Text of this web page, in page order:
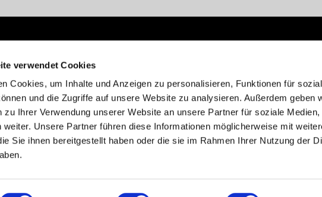
verwendet Cookies
Cookies, um Inhalte und Anzeigen zu personalisieren, Funktionen für
und die Zugriffe auf unsere Website zu analysieren. Außerdem geben
zu Ihrer Verwendung unserer Website an unsere Partner für soziale Medien,
weiter. Unsere Partner führen diese Informationen möglicherweise mit
Sie ihnen bereitgestellt haben oder die sie im Rahmen Ihrer Nutzung der